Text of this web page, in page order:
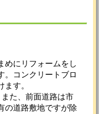
めにリフォームをし
。コンクリートブロ
す。
た、前面道路は市
の道路敷地ですが除